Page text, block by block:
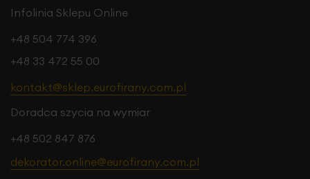
Infolinia Sklepu Online
+48 504 774 396
+48 33 472 55 00
kontakt@sklep.eurofirany.com.pl
Doradca szycia na wymiar
+48 502 847 876
dekorator.online@eurofirany.com.pl